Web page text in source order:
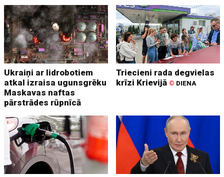
Ukraiņi ar lidrobotiem
atkal izraisa ugunsgrēku
Maskavas naftas
pārstrādes rūpnīcā
Triecieni rada degvielas
krīzi Krievijā © DIENA